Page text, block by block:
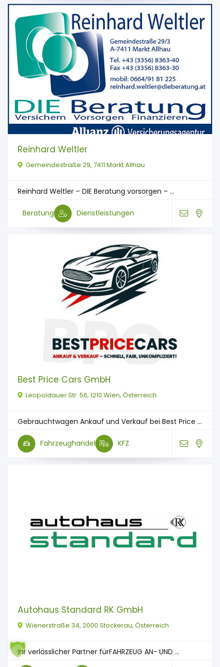
Reinhard Weltler
Gemeindestraße 29, 7411 Markt Allhau
Reinhard Weltler – DIE Beratung vorsorgen – ...
Beratung Dienstleistungen
Best Price Cars GmbH
Leopoldauer Str. 56, 1210 Wien, Österreich
Gebrauchtwagen Ankauf und Verkauf bei Best Price ...
Fahrzeughandel KFZ
Autohaus Standard RK GmbH
Wienerstraße 34, 2000 Stockerau, Österreich
Ihr verlässlicher Partner fürFAHRZEUG AN- UND ...